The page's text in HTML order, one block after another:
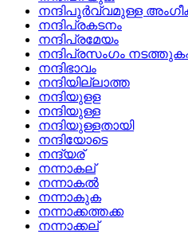
നന്ദിപൂര്‍വ്വമുള്ള
നന്ദിപ്രകടനം
നന്ദിപ്രമേയം
നന്ദിപ്രസംഗം
നന്ദിഭാവം
നന്ദിയില്ലാത്ത
നന്ദിയുളള
നന്ദിയുള്ള
നന്ദിയുള്ളതായി
നന്ദിയോടെ
നന്ദ്യര്
നന്നാകല്
നന്നാകല്‍
നന്നാകുക
നന്നാക്കത്തക്ക
നന്നാക്കല്